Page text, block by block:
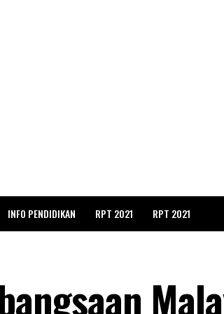
INFO PENDIDIKAN RPT 2021 RPT 2021